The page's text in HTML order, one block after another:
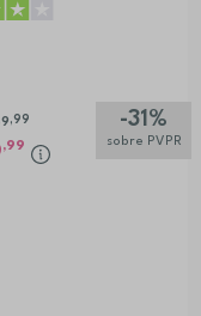
-31%
sobre PVPR
,99
,99